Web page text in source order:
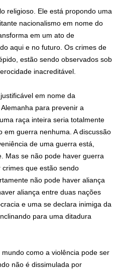
religioso. Ele está propondo uma
nacionalismo em nome do
em um ato de
aqui e no futuro. Os crimes de
estão sendo observados sob
inacreditável.
em nome da
para prevenir a
raça inteira seria totalmente
em guerra nenhuma. A discussão
de uma guerra está,
Mas se não pode haver guerra
que estão sendo
não pode haver aliança
aliança entre duas nações
e uma se declara inimiga da
para uma ditadura
como a violência pode ser
não é dissimulada por